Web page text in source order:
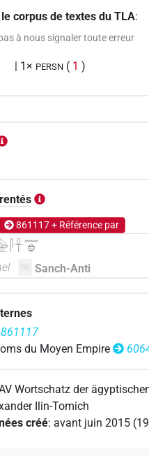
corpus de textes du TLA:
à nous signaler toute erreur
| 1× PERSN ( 1 )
861117 + Référence par
DE Sanch-Anti
861117
du Moyen Empire
Wortschatz der
Ilin-Tomich
créé:avant juin 2015